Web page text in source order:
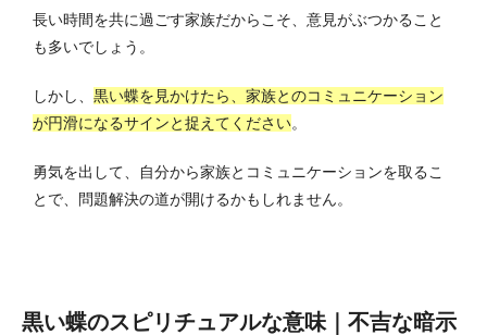
長い時間を共に過ごす家族だからこそ、意見がぶつかること
も多いでしょう。
しかし、 黒い蝶を見かけたら、家族とのコミュニケーション
が円滑になるサインと捉えてください。
勇気を出して、自分から家族とコミュニケーションを取るこ
とで、問題解決の道が開けるかもしれません。
黒い蝶のスピリチュアルな意味｜不吉な暗示